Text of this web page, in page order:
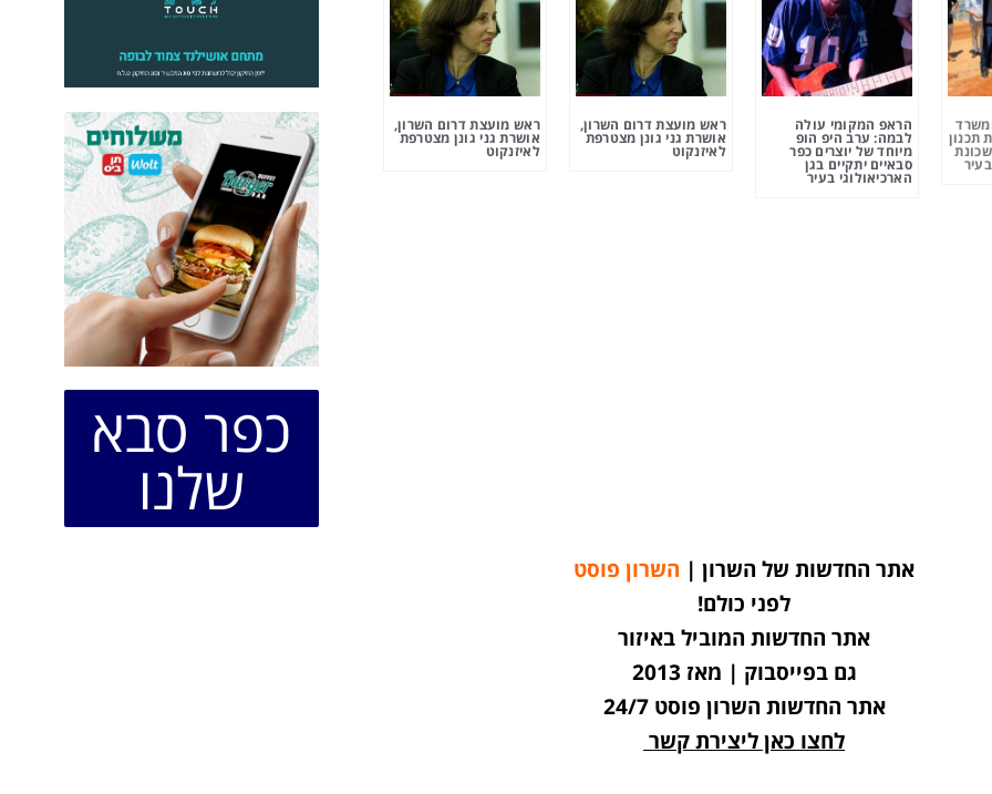
תכנון
הראפ המקומי עולה
לבמה: ערב היפ הופ
מיוחד של יוצרים כפר
סבאיים יתקיים בגן
הארכיאולוגי בעיר
ראש מועצת דרום השרון,
אושרת גני גונן מצטרפת
לאיזנקוט
ראש מועצת דרום השרון,
אושרת גני גונן מצטרפת
לאיזנקוט
כפר סבא
שלנו
אתר החדשות של השרון | השרון פוסט
לפני כולם!
אתר החדשות המוביל באיזור
גם בפייסבוק | מאז 2013
אתר החדשות השרון פוסט 24/7
לחצו כאן ליצירת קשר